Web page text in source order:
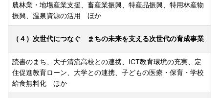
農林業・地場産業支援、畜産業振興、特産品振興、特用林産物
振興、温泉資源の活用 ほか
（４）次世代につなぐ まちの未来を支える次世代の育成事業
読書のまち、大子清流高校との連携、ICT教育環境の充実、定
住促進教育ローン、大学との連携、子どもの医療・保育・学校
給食無料化 ほか